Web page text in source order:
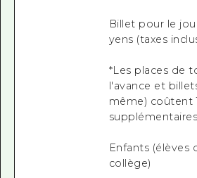
Billet pour le
yens (taxes
*Les places de
l'avance et
même) coûtent
Enfants (élèves
collège)